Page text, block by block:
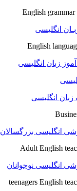
English
انگلیسی
English
زبان انگلیسی
انگلیسی
انگلیسی بزرگسالان
Adult English
انگلیسی نوجوانان
teenagers English